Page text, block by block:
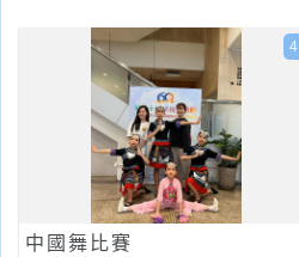
中國舞比賽
4